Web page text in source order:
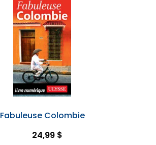
Fabuleuse Colombie
24,99 $